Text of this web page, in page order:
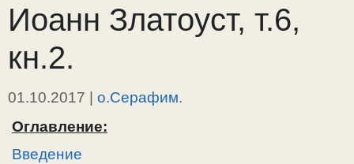
Иоанн Златоуст, т.6,
кн.2.
01.10.2017 | о.Серафим.
Оглавление:
Введение